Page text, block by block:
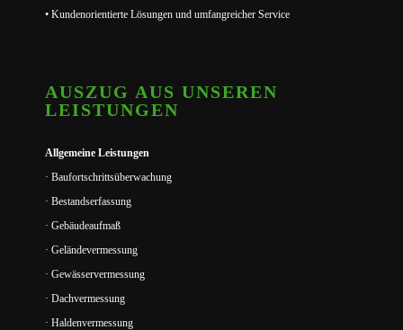
• Kundenorientierte Lösungen und umfangreicher Service
AUSZUG AUS UNSEREN
LEISTUNGEN
Allgemeine Leistungen
· Baufortschrittsüberwachung
· Bestandserfassung
· Gebäudeaufmaß
· Geländevermessung
· Gewässervermessung
· Dachvermessung
· Haldenvermessung